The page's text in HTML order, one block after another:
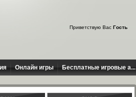
Приветствую Вас Гость
Онлайн игры Бесплатные игровые а...